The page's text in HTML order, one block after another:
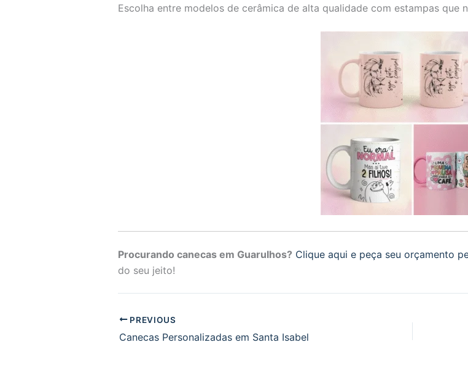
Escolha entre modelos de cerâmica de alta qualidade com estampas que
Procurando canecas em Guarulhos? Clique aqui e peça seu orçamento
do seu jeito!
PREVIOUS
Canecas Personalizadas em Santa Isabel